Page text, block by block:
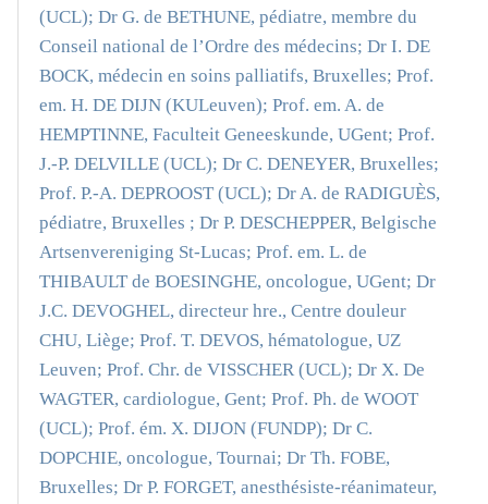
(UCL); Dr G. de BETHUNE, pédiatre, membre du
Conseil national de l’Ordre des médecins; Dr I. DE
BOCK, médecin en soins palliatifs, Bruxelles; Prof.
em. H. DE DIJN (KULeuven); Prof. em. A. de
HEMPTINNE, Faculteit Geneeskunde, UGent; Prof.
J.-P. DELVILLE (UCL); Dr C. DENEYER, Bruxelles;
Prof. P.-A. DEPROOST (UCL); Dr A. de RADIGUÈS,
pédiatre, Bruxelles ; Dr P. DESCHEPPER, Belgische
Artsenvereniging St-Lucas; Prof. em. L. de
THIBAULT de BOESINGHE, oncologue, UGent; Dr
J.C. DEVOGHEL, directeur hre., Centre douleur
CHU, Liège; Prof. T. DEVOS, hématologue, UZ
Leuven; Prof. Chr. de VISSCHER (UCL); Dr X. De
WAGTER, cardiologue, Gent; Prof. Ph. de WOOT
(UCL); Prof. ém. X. DIJON (FUNDP); Dr C.
DOPCHIE, oncologue, Tournai; Dr Th. FOBE,
Bruxelles; Dr P. FORGET, anesthésiste-réanimateur,